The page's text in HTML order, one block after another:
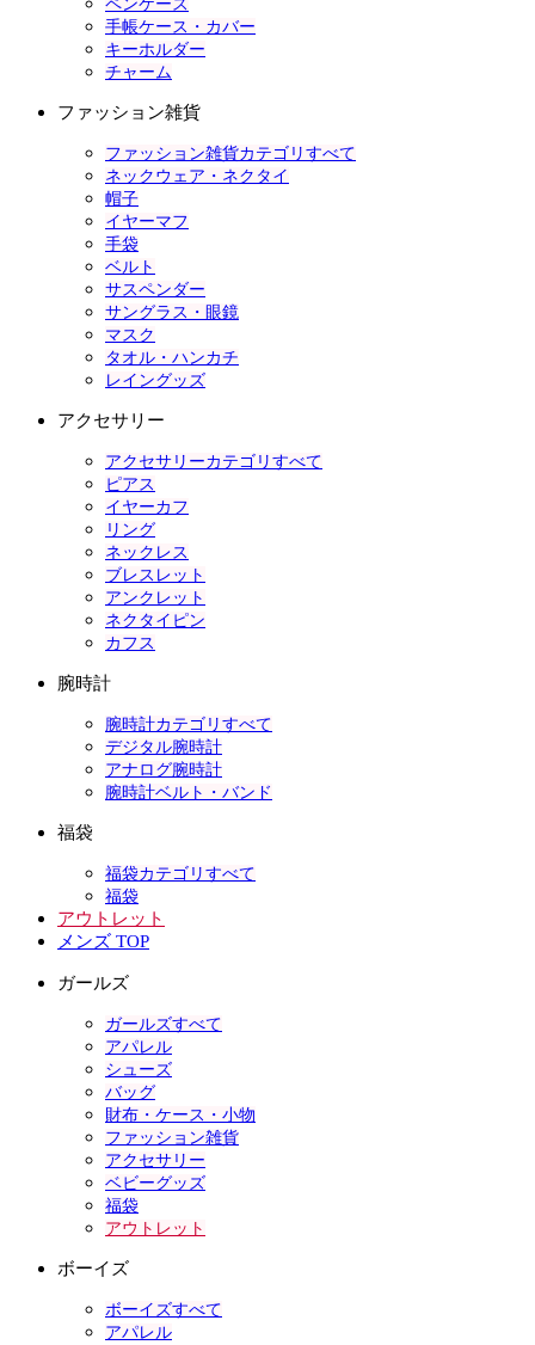
ペンケース
手帳ケース・カバー
キーホルダー
チャーム
ファッション雑貨
ファッション雑貨カテゴリすべて
ネックウェア・ネクタイ
帽子
イヤーマフ
手袋
ベルト
サスペンダー
サングラス・眼鏡
マスク
タオル・ハンカチ
レイングッズ
アクセサリー
アクセサリーカテゴリすべて
ピアス
イヤーカフ
リング
ネックレス
ブレスレット
アンクレット
ネクタイピン
カフス
腕時計
腕時計カテゴリすべて
デジタル腕時計
アナログ腕時計
腕時計ベルト・バンド
福袋
福袋カテゴリすべて
福袋
アウトレット
メンズ TOP
ガールズ
ガールズすべて
アパレル
シューズ
バッグ
財布・ケース・小物
ファッション雑貨
アクセサリー
ベビーグッズ
福袋
アウトレット
ボーイズ
ボーイズすべて
アパレル